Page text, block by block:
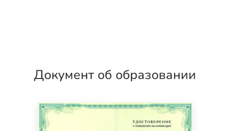
Документ об образовании